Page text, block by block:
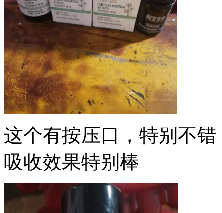
这个有按压口，特别不
吸收效果特别棒